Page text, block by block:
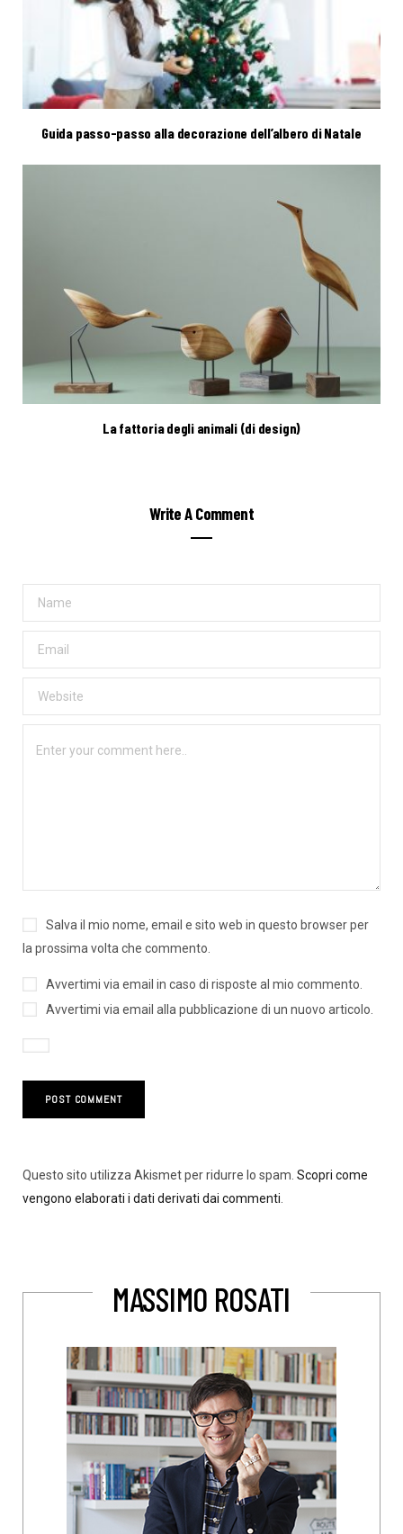
Guida passo-passo alla decorazione dell’albero di Natale
La fattoria degli animali (di design)
Write A Comment
Salva il mio nome, email e sito web in questo browser per
la prossima volta che commento.
Avvertimi via email in caso di risposte al mio commento.
Avvertimi via email alla pubblicazione di un nuovo articolo.
Questo sito utilizza Akismet per ridurre lo spam. Scopri come
vengono elaborati i dati derivati dai commenti
MASSIMO ROSATI